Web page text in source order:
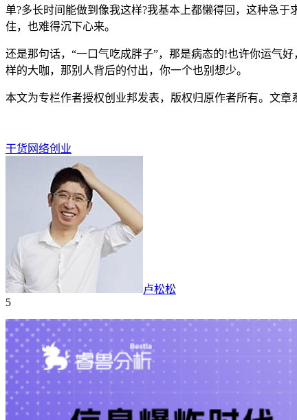
单?多长时间能做到像我这样?我基本上都懒得回，这种急
住，也难得沉下心来。
还是那句话，“一口气吃成胖子”，那是病态的!也许你运气
样的大咖，那别人背后的付出，你一个也别想少。
本文为专栏作者授权创业邦发表，版权归原作者所有。文
干货 网络创业
卢松松
5